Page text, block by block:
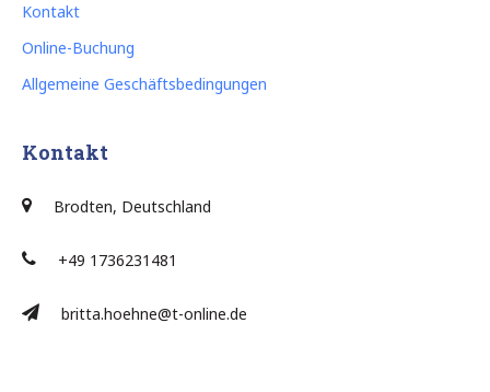
Kontakt
Online-Buchung
Allgemeine Geschäftsbedingungen
Kontakt
Brodten, Deutschland
+49 1736231481
britta.hoehne@t-online.de